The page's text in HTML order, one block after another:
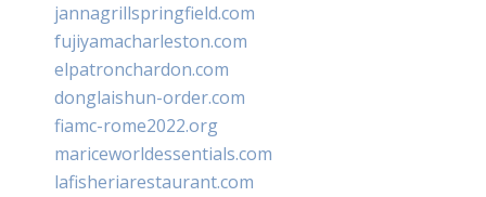
jannagrillspringfield.com
fujiyamacharleston.com
elpatronchardon.com
donglaishun-order.com
fiamc-rome2022.org
mariceworldessentials.com
lafisheriarestaurant.com